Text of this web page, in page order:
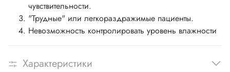
чувствительности.
"Трудные" или легкораздражимые пациенты.
Невозможность контролировать уровень влажности
Характеристики